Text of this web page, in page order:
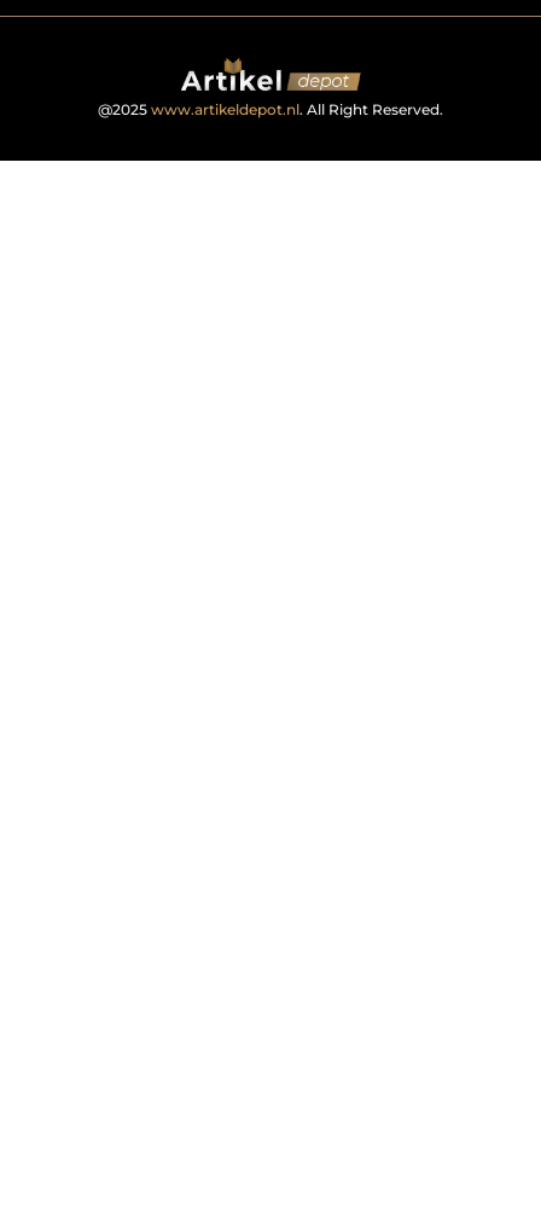
@2025 www.artikeldepot.nl. All Right Reserved.